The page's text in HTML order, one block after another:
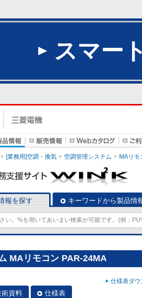
スマー
[業務用]空調・換気 空調管理システム MAリモ
報を探す キーワードから製品情
MAリモコン PAR-24MA
仕様表ダ
術資料 仕様表